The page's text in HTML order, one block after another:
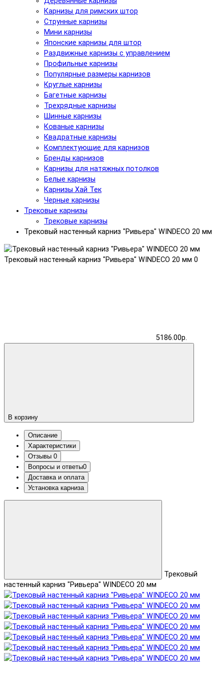
Карнизы для римских штор
Струнные карнизы
Мини карнизы
Японские карнизы для штор
Раздвижные карнизы с управлением
Профильные карнизы
Популярные размеры карнизов
Круглые карнизы
Багетные карнизы
Трехрядные карнизы
Шинные карнизы
Кованые карнизы
Квадратные карнизы
Комплектующие для карнизов
Бренды карнизов
Карнизы для натяжных потолков
Белые карнизы
Карнизы Хай Тек
Черные карнизы
Трековые карнизы
Трековые карнизы
Трековый настенный карниз "Ривьера" WINDECO 20 мм
Трековый настенный карниз "Ривьера" WINDECO 20 мм 0
5186.00р.
В корзину
Описание
Характеристики
Отзывы 0
Вопросы и ответы0
Доставка и оплата
Установка карниза
Трековый
настенный карниз "Ривьера" WINDECO 20 мм